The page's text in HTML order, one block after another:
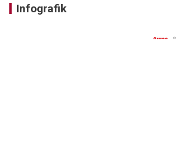
Infografik